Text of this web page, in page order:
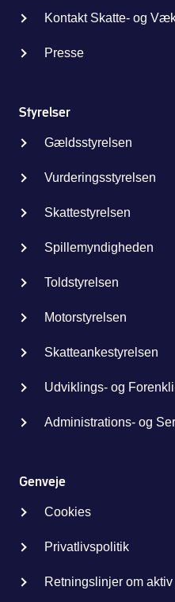
Kontakt Skatte- og
Presse
Styrelser
Gældsstyrelsen
Vurderingsstyrelsen
Skattestyrelsen
Spillemyndigheden
Toldstyrelsen
Motorstyrelsen
Skatteankestyrelsen
Udviklings- og
Administrations- og
Genveje
Cookies
Privatlivspolitik
Retningslinjer om